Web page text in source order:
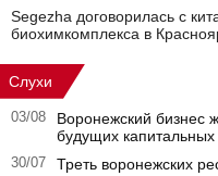
Segezha договорилась с
биохимкомплекса в
Слухи
03/08
Воронежский бизнес
будущих капитальных
30/07 Треть воронежских